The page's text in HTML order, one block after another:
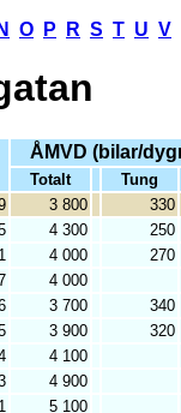
N O P R S T U V
ÅMVD (bilar/
Totalt
Tung
3 800
330
4 300
250
4 000
270
4 000
3 700
340
3 900
320
4 100
4 900
5 100